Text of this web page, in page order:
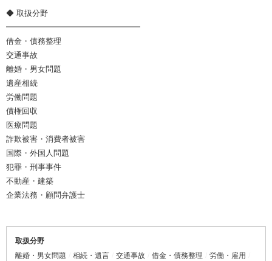
◆ 取扱分野
━━━━━━━━━━━━━━━━━
借金・債務整理
交通事故
離婚・男女問題
遺産相続
労働問題
債権回収
医療問題
詐欺被害・消費者被害
国際・外国人問題
犯罪・刑事事件
不動産・建築
企業法務・顧問弁護士
取扱分野
離婚・男女問題
相続・遺言 交通事故 借金・債務整理
労働・雇用